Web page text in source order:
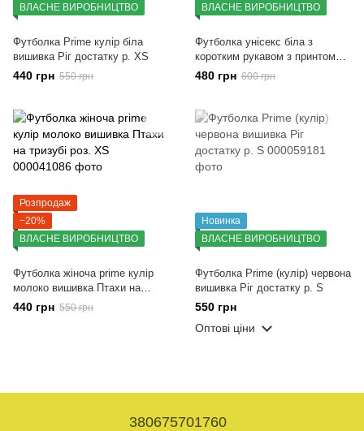
ВЛАСНЕ ВИРОБНИЦТВО
Футболка Prime кулір біла
вишивка Ріг достатку р. XS
440 грн 550 грн
ВЛАСНЕ ВИРОБНИЦТВО
Футболка унісекс біла з
коротким рукавом з принтом
"Ріг достатку" шовкографія р.
480 грн 600 грн
Розпродаж
−20%
ВЛАСНЕ ВИРОБНИЦТВО
Футболка жіноча prime кулір
молоко вишивка Птахи на
тризубі роз. XS
440 грн 550 грн
Новинка
ВЛАСНЕ ВИРОБНИЦТВО
Футболка Prime (кулір) червона
вишивка Ріг достатку р. S
550 грн
Оптові ціни
380675701760